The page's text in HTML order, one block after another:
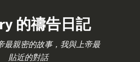
的禱告日記
最親密的故事，我與上帝最
貼近的對話